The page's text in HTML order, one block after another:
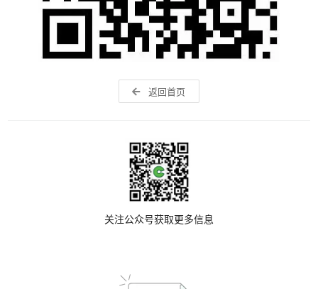
返回首页
关注公众号获取更多信息